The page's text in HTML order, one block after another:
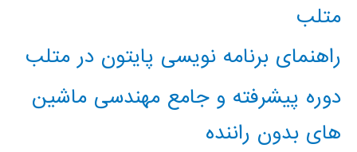
متلب
راهنمای برنامه نویسی پایتون در متلب
دوره پیشرفته و جامع مهندسی ماشین
های بدون راننده